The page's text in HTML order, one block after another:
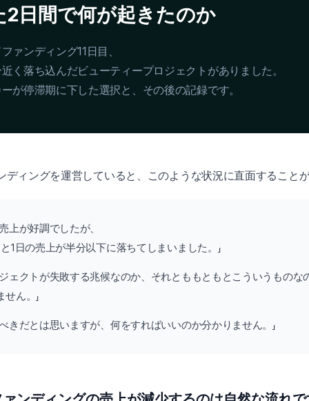
2日間で何が起きたのか
ァンディング11日目、
く落ち込んだビューティープロジェクトがありました。
が停滞期に下した選択と、その後の記録です。
ディングを運営していると、このような状況に直面すること
上が好調でしたが、
1日の売上が半分以下に落ちてしまいました。」
ジェクトが失敗する兆候なのか、それとももともとこういうものな
ん。」
きだとは思いますが、何をすればいいのか分かりません。」